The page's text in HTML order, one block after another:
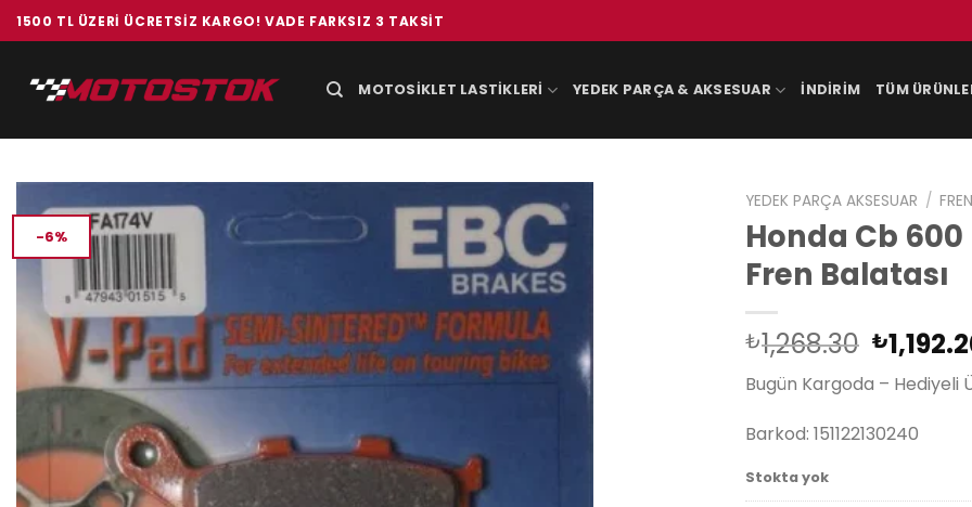
İçeriğe
atla
1500 TL ÜZERI ÜCRETSIZ KARGO! VADE FARKSIZ 3 TAKSIT
MOTOSIKLET LASTIKLERI YEDEK PARÇA & AKSESUAR İNDIRIM TÜM
-6%
YEDEK PARÇA AKSESUAR /
Honda Cb
Fren Balatası
₺1,268.30 Orijinal
fiyat:
₺
Bugün Kargoda – Hediyeli
Barkod: 151122130240
Stokta yok